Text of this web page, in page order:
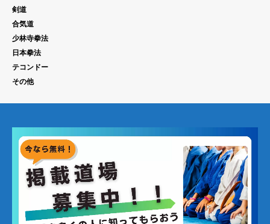
剣道
合気道
少林寺拳法
日本拳法
テコンドー
その他